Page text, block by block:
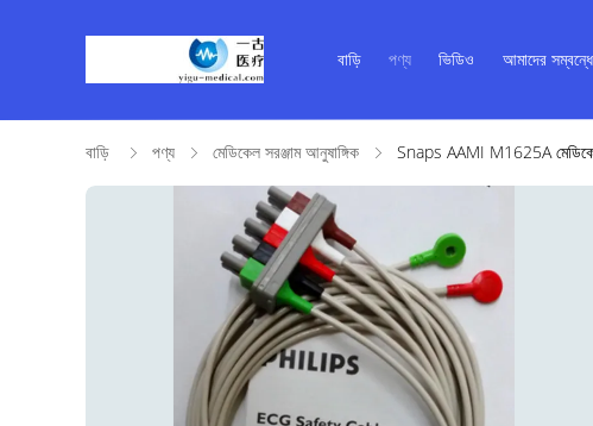
বাড়ি পণ্য ভিডিও আমাদের সম্বন্ধে
বাড়ি পণ্য মেডিকেল সরঞ্জাম আনুষাঙ্গিক Snaps AAMI M1625A মেডিকেল